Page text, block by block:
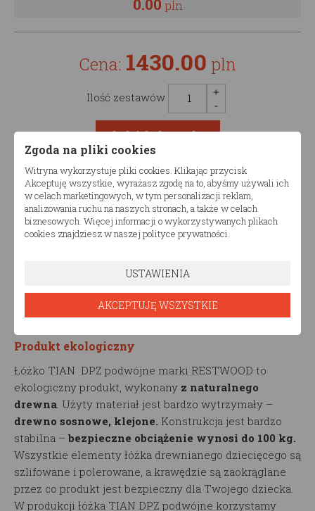
0.00 pln
Cena: 1430.00 pln
Ilość zestawów
Opis produktu
Łóżko drewniane dziecięce TIAN DPZ podwójne
drewniane dziecięce TIAN DPZ podwójne doda
niepowtarzalnego charakteru pomieszczeniu, w
którym go ustawisz.
Produkt ekologiczny
Łóżko TIAN DPZ podwójne marki RESTWOOD to
ekologiczny produkt, wykonany z naturalnego
drewna. Użyty materiał jest bardzo wytrzymały –
drewno sosnowe, klejone. Konstrukcja jest bardzo
stabilna – bezpieczne obciążenie wynosi do 100 kg.
Wszystkie elementy łóżka drewnianego dziecięcego są
szlifowane i polerowane, a krawędzie są zaokrąglane
przez co produkt jest bezpieczny dla Twojego dziecka.
W produkcji łóżka TIAN DPZ podwójne korzystamy
Zgoda na pliki cookies
Witryna wykorzystuje pliki cookies. Klikając przycisk
Akceptuję wszystkie, wyrażasz zgodę na to, abyśmy używali ich
w celach marketingowych, w tym personalizacji reklam,
analizowania ruchu na naszych stronach, a także w celach
biznesowych. Więcej informacji o wykorzystywanych plikach
cookies znajdziesz w naszej polityce prywatności.
USTAWIENIA
AKCEPTUJĘ WSZYSTKIE